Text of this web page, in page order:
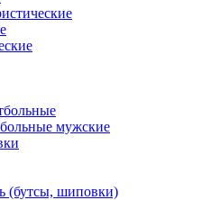
мужские
(бутсы, шиповки)